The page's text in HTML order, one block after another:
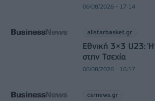
06/08/2026 - 17:14
allstarbasket.gr
Εθνική 3×3 U23:
στην Τσεχία
06/08/2026 - 16:57
csrnews.gr